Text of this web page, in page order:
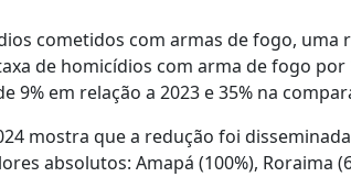
cometidos com armas de fogo, uma
de homicídios com arma de fogo
em relação a 2023 e 35% na
mostra que a redução foi
absolutos: Amapá (100%), Roraima